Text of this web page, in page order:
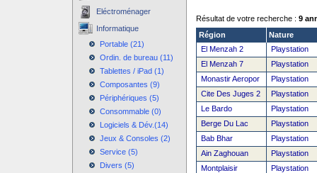
Eléctroménager
Informatique
Portable (21)
Ordin. de bureau (11)
Tablettes / iPad (1)
Composantes (9)
Périphériques (5)
Consommable (0)
Logiciels & Dév.(14)
Jeux & Consoles (2)
Service (5)
Divers (5)
Résultat de votre recherche : 9
Région
Nature
El Menzah 2
Playstation
El Menzah 7
Playstation
Monastir Aeropor
Playstation
Cite Des Juges 2
Playstation
Le Bardo
Playstation
Berge Du Lac
Playstation
Bab Bhar
Playstation
Ain Zaghouan
Playstation
Montplaisir
Playstation